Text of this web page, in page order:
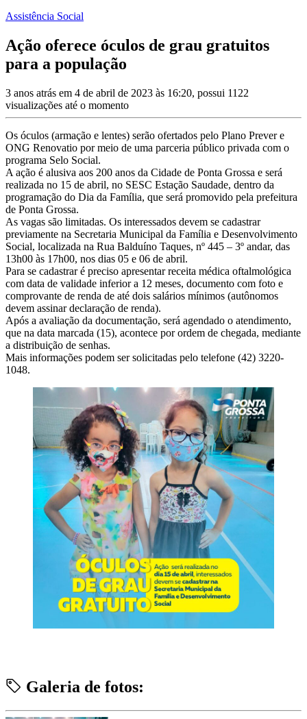
Assistência Social
Ação oferece óculos de grau gratuitos
para a população
3 anos atrás em 4 de abril de 2023 às 16:20, possui 1122
visualizações até o momento
Os óculos (armação e lentes) serão ofertados pelo Plano Prever e
ONG Renovatio por meio de uma parceria público privada com o
programa Selo Social.
A ação é alusiva aos 200 anos da Cidade de Ponta Grossa e será
realizada no 15 de abril, no SESC Estação Saudade, dentro da
programação do Dia da Família, que será promovido pela prefeitura
de Ponta Grossa.
As vagas são limitadas. Os interessados devem se cadastrar
previamente na Secretaria Municipal da Família e Desenvolvimento
Social, localizada na Rua Balduíno Taques, nº 445 – 3º andar, das
13h00 às 17h00, nos dias 05 e 06 de abril.
Para se cadastrar é preciso apresentar receita médica oftalmológica
com data de validade inferior a 12 meses, documento com foto e
comprovante de renda de até dois salários mínimos (autônomos
devem assinar declaração de renda).
Após a avaliação da documentação, será agendado o atendimento,
que na data marcada (15), acontece por ordem de chegada, mediante
a distribuição de senhas.
Mais informações podem ser solicitadas pelo telefone (42) 3220-
1048.
Galeria de fotos: